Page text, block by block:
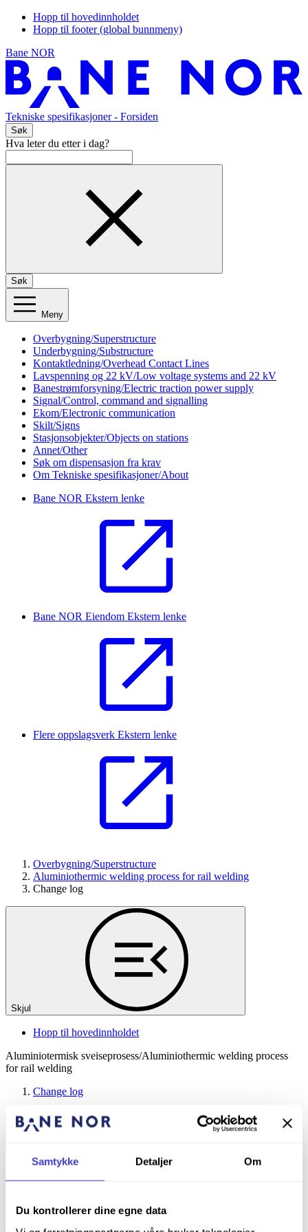
Samtykke Detaljer Om
Du kontrollerer dine egne data
Hopp til hovedinnholdet
Hopp til footer (global bunnmeny)
Bane NOR
Tekniske spesifikasjoner- Forsiden
Søk
Hva leter du etter i dag?
Søk
Meny
Overbygning/Superstructure
Underbygning/Substructure
Kontaktledning/Overhead Contact Lines
Lavspenning og 22 kV/Low voltage systems and 22 kV
Banestrømforsyning/Electric traction power supply
Signal/Control, command and signalling
Ekom/Electronic communication
Skilt/Signs
Stasjonsobjekter/Objects on stations
Annet/Other
Søk om dispensasjon fra krav
Om Tekniske spesifikasjoner/About
Bane NOR Ekstern lenke
Bane NOR Eiendom Ekstern lenke
Flere oppslagsverk Ekstern lenke
Overbygning/Superstructure
Aluminiothermic welding process for rail welding
Change log
Skjul
Hopp til hovedinnholdet
Aluminiotermisk sveiseprosess/Aluminiothermic welding process
for rail welding
Change log
Aluminiotermisk sveiseprosess/Aluminiothermic welding process for rail